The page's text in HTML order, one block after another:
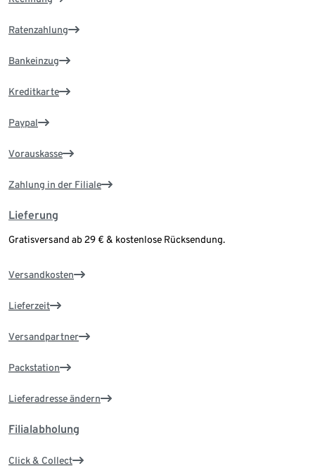
Ratenzahlung
Bankeinzug
Kreditkarte
Paypal
Vorauskasse
Zahlung in der Filiale
Lieferung
Gratisversand ab 29 € & kostenlose Rücksendung.
Versandkosten
Lieferzeit
Versandpartner
Packstation
Lieferadresse ändern
Filialabholung
Click & Collect